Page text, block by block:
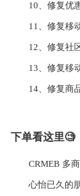
10、修复优
11、修复移
12、修复社
13、修复移
14、修复商
下单看这里🧐
CRMEB 多
心怡已久的